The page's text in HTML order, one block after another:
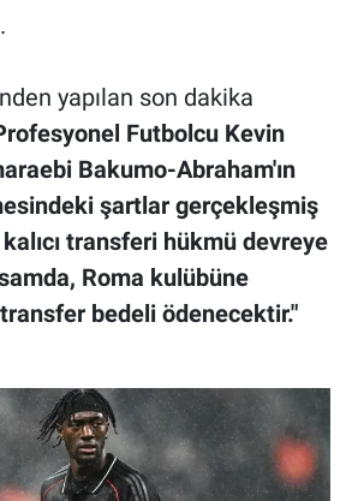
yapılan son dakika
Futbolcu Kevin
Bakumo-Abraham'ın
şartlar gerçekleşmiş
transferi hükmü devreye
Roma kulübüne
bedeli ödenecektir."